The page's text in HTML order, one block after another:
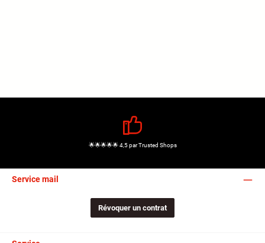
🌟🌟🌟🌟🌟 4,5 par Trusted Shops
Service mail
Révoquer un contrat